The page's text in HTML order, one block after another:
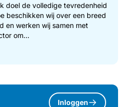
doel de volledige tevredenheid
beschikken wij over een breed
en werken wij samen met
om...
Inloggen